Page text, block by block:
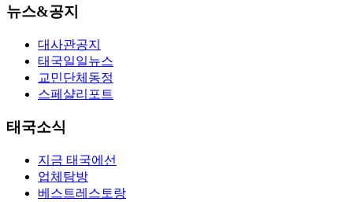
뉴스&공지
대사관공지
태국일일뉴스
교민단체동정
스페샬리포트
태국소식
지금 태국에선
업체탐방
베스트레스토랑